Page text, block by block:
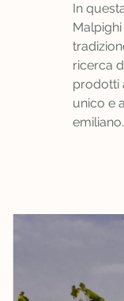
In
ricerca
prodotti
unico e
emiliano.